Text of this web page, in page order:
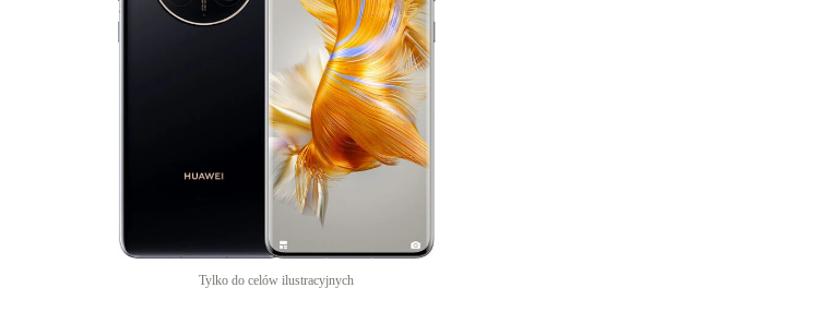
Tylko do celów ilustracyjnych